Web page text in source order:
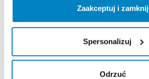
Zaakceptuj i zamknij
Spersonalizuj
Odrzuć
Radomska 24, 25-451 Kielce, Polska
Decathlon Kraków Bronowice
Decathlon Kraków Zakopianka
Zakopiańska 62A, 30-418 Kraków, Polska